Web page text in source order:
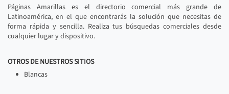
Páginas Amarillas es el directorio comercial más grande de
Latinoamérica, en el que encontrarás la solución que necesitas de
forma rápida y sencilla. Realiza tus búsquedas comerciales desde
cualquier lugar y dispositivo.
OTROS DE NUESTROS SITIOS
Blancas